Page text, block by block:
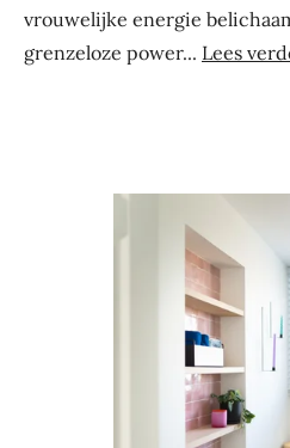
vrouwelijke energie
grenzeloze power... Lees